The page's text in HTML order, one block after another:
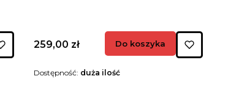
Cena
259,00 zł Do koszyka
Dostępność: duża ilość